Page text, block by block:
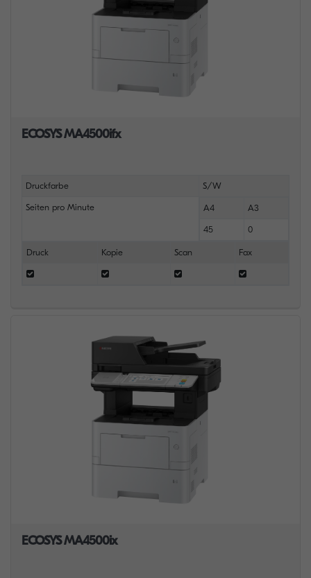
ECOSYS MA4500ifx
Druckfarbe S/W
Seiten pro Minute A4 A3
45 0
Druck Kopie Scan Fax
ECOSYS MA4500ix